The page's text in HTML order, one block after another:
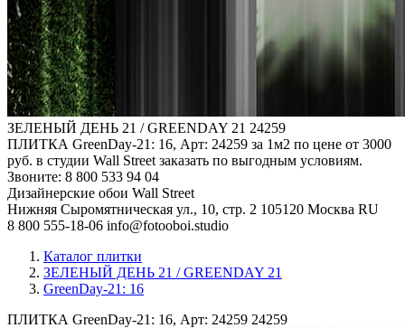
ЗЕЛЕНЫЙ ДЕНЬ 21 / GREENDAY 21 24259
ПЛИТКА GreenDay-21: 16, Арт: 24259 за 1м2 по цене от 3000
руб. в студии Wall Street заказать по выгодным условиям.
Звоните: 8 800 533 94 04
Дизайнерские обои Wall Street
Нижняя Сыромятническая ул., 10, стр. 2 105120 Москва RU
8 800 555-18-06 info@fotooboi.studio
Каталог плитки
ЗЕЛЕНЫЙ ДЕНЬ 21 / GREENDAY 21
GreenDay-21: 16
ПЛИТКА GreenDay-21: 16, Арт: 24259 24259